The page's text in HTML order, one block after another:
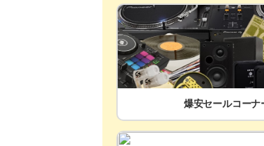
爆安セールコーナ